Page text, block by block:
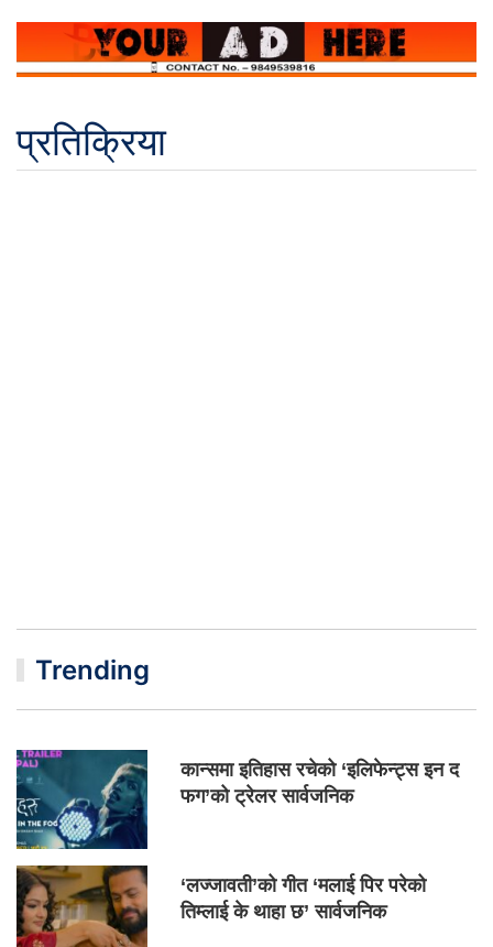
प्रतिक्रिया
Trending
कान्समा इतिहास रचेको ‘इलिफेन्ट्स इन द
फग’को ट्रेलर सार्वजनिक
‘लज्जावती’को गीत ‘मलाई पिर परेको
तिम्लाई के थाहा छ’ सार्वजनिक